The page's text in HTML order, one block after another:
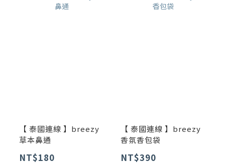
【 泰國連線 】breezy
草本鼻通
NT$180
【 泰國連線 】breezy
香氛香包袋
NT$390